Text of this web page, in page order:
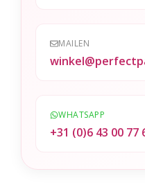
MAILEN
WHATSAPP
+31 (0)6 43 00 77